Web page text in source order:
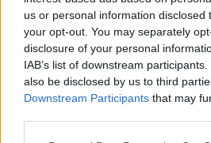
us or personal information disclosed
your opt-out. You may separately
disclosure of your personal
IAB’s list of downstream
also be disclosed by us to third
Downstream Participants that may
Ηρακλής
Μπαρτσελόνα
Ρεάλ Μαδρίτης
Με τον Γιώργο Τζαβέλλα στην
Απαντήσεις για όλα!